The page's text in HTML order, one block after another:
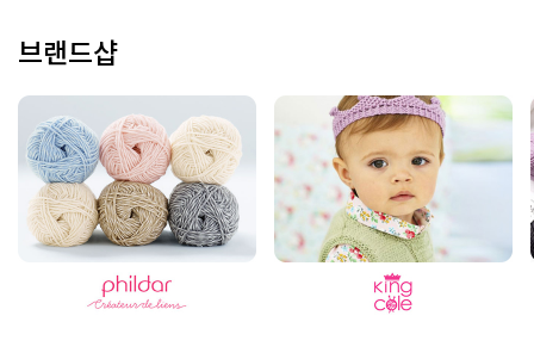
브랜드샵